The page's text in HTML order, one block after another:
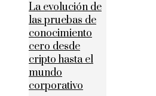
La evolución de
las pruebas de
conocimiento
cero desde
cripto hasta el
mundo
corporativo